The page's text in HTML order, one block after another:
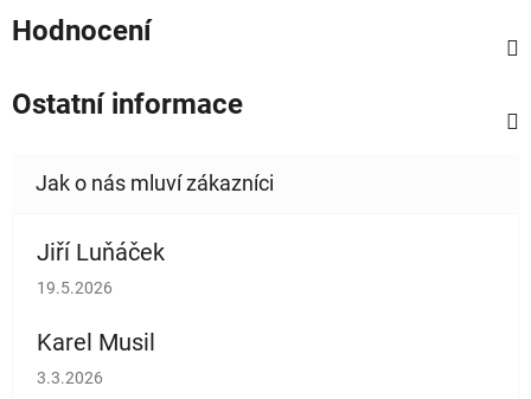
Hodnocení
Ostatní informace
Jiří Luňáček
Hodnocení obchodu je 5 z 5 hvězdiček.
19.5.2026
Karel Musil
Hodnocení obchodu je 5 z 5 hvězdiček.
3.3.2026